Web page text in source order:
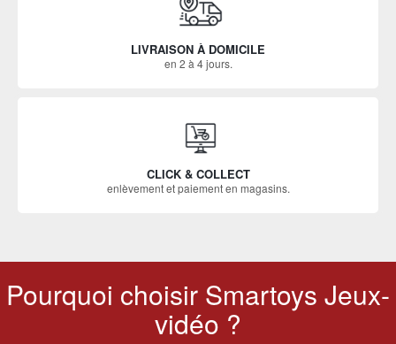
LIVRAISON À DOMICILE
en 2 à 4 jours.
CLICK & COLLECT
enlèvement et paiement en magasins.
Pourquoi choisir Smartoys Jeux-
vidéo ?